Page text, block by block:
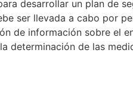
desarrollar un plan de
ser llevada a cabo por
de información sobre el
determinación de las